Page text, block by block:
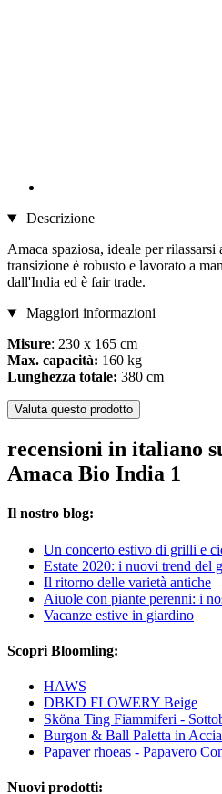
Descrizione
Amaca spaziosa, ideale per
transizione è robusto e lavorato a
dall'India ed è fair trade.
Maggiori informazioni
Misure: 230 x 165 cm
Max. capacità: 160 kg
Lunghezza totale: 380 cm
Valuta questo prodotto
recensioni in italiano
Amaca Bio India 1
Il nostro blog:
Un concerto estivo di grilli e
Estate 2020: i nuovi trend del
Il ritorno delle varietà antiche
Aiuole con piante perenni: i
Vacanze estive in giardino
Scopri Bloomling:
HAWS
DBKD FLOWERY Beige
Sköna Ting Fiammiferi -
Burgon & Ball Paletta in
Papaver rhoeas - Papavero
Nuovi prodotti: